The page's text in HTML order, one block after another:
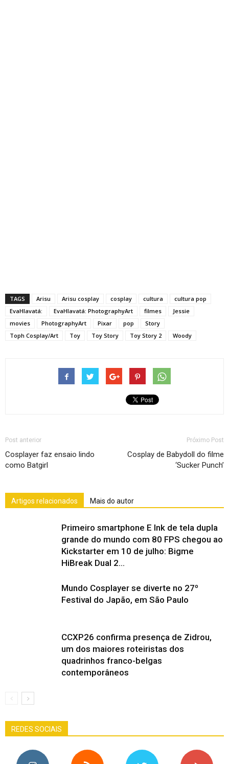
TAGS Arisu Arisu cosplay cosplay cultura
cultura pop
EvaHlavatá:
EvaHlavatá: PhotographyArt filmes
Jessie
movies
PhotographyArt Pixar pop
Story
Toph Cosplay/Art
Toy Toy Story Toy Story 2 Woody
Post anterior
Cosplayer faz ensaio lindo
como Batgirl
Próximo Post
Cosplay de Babydoll do filme
‘Sucker Punch’
Artigos relacionados Mais do autor
Primeiro smartphone E Ink de tela dupla
grande do mundo com 80 FPS chegou ao
Kickstarter em 10 de julho: Bigme
HiBreak Dual 2...
Mundo Cosplayer se diverte no 27º
Festival do Japão, em São Paulo
CCXP26 confirma presença de Zidrou,
um dos maiores roteiristas dos
quadrinhos franco-belgas
contemporâneos
REDES SOCIAIS